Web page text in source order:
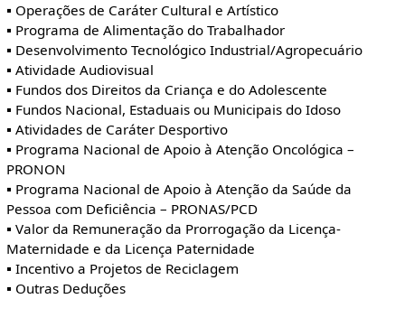
▪ Operações de Caráter Cultural e Artístico
▪ Programa de Alimentação do Trabalhador
▪ Desenvolvimento Tecnológico Industrial/Agropecuário
▪ Atividade Audiovisual
▪ Fundos dos Direitos da Criança e do Adolescente
▪ Fundos Nacional, Estaduais ou Municipais do Idoso
▪ Atividades de Caráter Desportivo
▪ Programa Nacional de Apoio à Atenção Oncológica –
PRONON
▪ Programa Nacional de Apoio à Atenção da Saúde da
Pessoa com Deficiência – PRONAS/PCD
▪ Valor da Remuneração da Prorrogação da Licença-
Maternidade e da Licença Paternidade
▪ Incentivo a Projetos de Reciclagem
▪ Outras Deduções